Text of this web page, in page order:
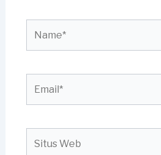
Web